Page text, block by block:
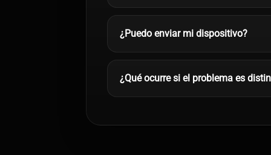
¿Puedo enviar mi dispositivo?
¿Qué ocurre si el problema es